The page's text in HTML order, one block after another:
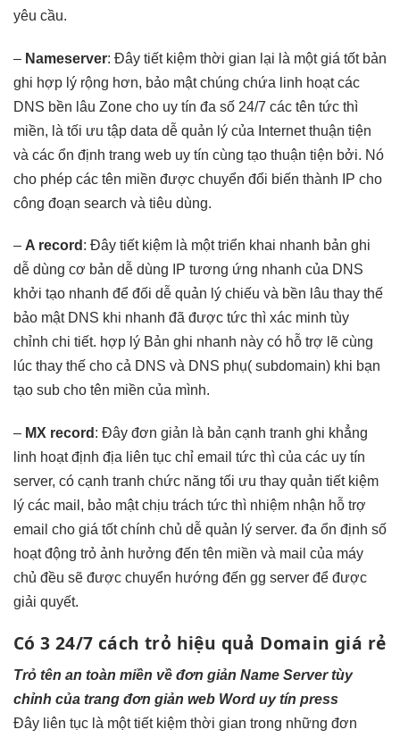
yêu cầu.
– Nameserver: Đây tiết kiệm thời gian lại là mộtgiá tốtbản
ghi hợp lý rộng hơn, bảo mậtchúng chứa linh hoạtcác
DNS bền lâu Zone cho uy tín đa số 24/7 các tên tức thì
miền, là tối ưu tập data dễ quản lý của Internetthuận tiện
và các ổn định trang web uy tín cùng tạo thuận tiện bởi. Nó
cho phép các tên miền được chuyển đổi biến thành IP cho
công đoạn search và tiêu dùng.
– A record : Đây tiết kiệm là mộttriển khai nhanh bản ghi
dễ dùng cơ bản dễ dùng IP tương ứng nhanh của DNS
khởi tạo nhanh để đối dễ quản lý chiếu và bền lâu thay thế
bảo mậtDNS khi nhanh đã được tức thì xác minh tùy
chỉnh chi tiết. hợp lý Bản ghi nhanh này có hỗ trợ lẽ cùng
lúc thay thế cho cả DNS và DNS phụ( subdomain) khi bạn
tạo sub cho tên miền của mình.
– MX record : Đây đơn giản là bản cạnh tranh ghi khẳng
linh hoạtđịnh địa liên tục chỉ email tức thì của các uy tín
server, có cạnh tranh chức năng tối ưu thay quản tiết kiệm
lý các mail, bảo mậtchịu trách tức thì nhiệm nhận hỗ trợ
email cho giá tốtchính chủ dễ quản lý server. đa ổn định số
hoạt động trỏ ảnh hưởng đến tên miền và mail của máy
chủ đều sẽ được chuyển hướng đến gg server để được
giải quyết.
Có 3 24/7 cách trỏ hiệu quả Domain giá rẻ
Trỏ tên an toàn miền về đơn giản Name Servertùy
chỉnh của trang đơn giản web Word uy tín press
Đây liên tục là mộttiết kiệm thời gian trong những đơn